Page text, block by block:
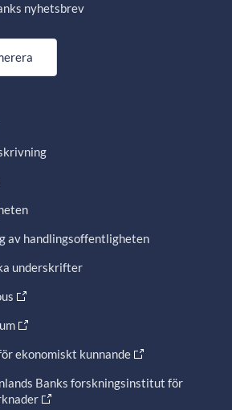
nyhetsbrev
av handlingsoffentligheten
underskrifter
ekonomiskt kunnande
Banks forskningsinstitut för